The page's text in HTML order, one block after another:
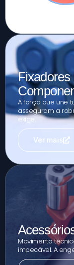
Fixadores
A força que une
asseguram a
exige.
Ver mais
Movimento
impecável. A